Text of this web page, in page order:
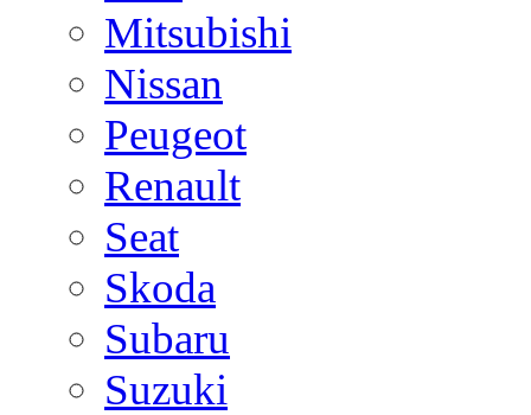
Mitsubishi
Nissan
Peugeot
Renault
Seat
Skoda
Subaru
Suzuki